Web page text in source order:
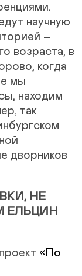
научную
–
возраста, в
когда
мы
находим
так
дворников
НЕ
ЕЛЬЦИН
«По